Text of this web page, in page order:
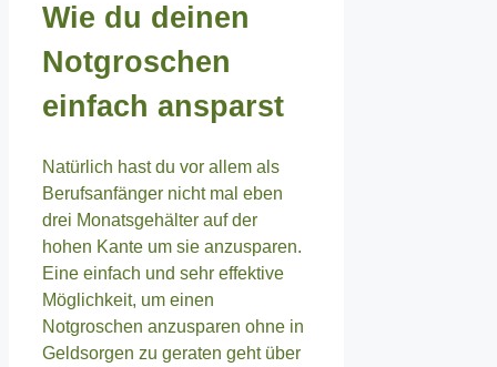
Wie du deinen
Notgroschen
einfach ansparst
Natürlich hast du vor allem als
Berufsanfänger nicht mal eben
drei Monatsgehälter auf der
hohen Kante um sie anzusparen.
Eine einfach und sehr effektive
Möglichkeit, um einen
Notgroschen anzusparen ohne in
Geldsorgen zu geraten geht über